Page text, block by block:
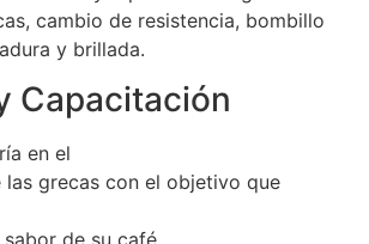
cambio de resistencia, bombillo
y brillada.
Capacitación
en el
las grecas con el objetivo que